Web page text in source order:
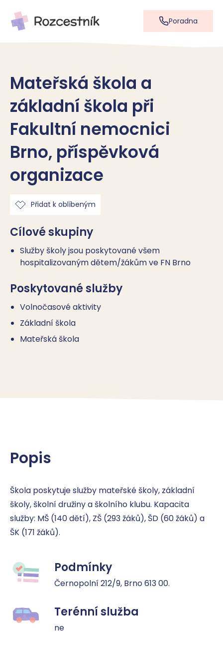
Poradna
Mateřská škola a
základní škola při
Fakultní nemocnici
Brno, příspěvková
organizace
Přidat k oblíbeným
Cílové skupiny
Služby školy jsou poskytované všem
hospitalizovaným dětem/žákům ve FN Brno
Poskytované služby
Volnočasové aktivity
Základní škola
Mateřská škola
Popis
Škola poskytuje služby mateřské školy, základní
školy, školní družiny a školního klubu. Kapacita
služby: MŠ (140 dětí), ZŠ (293 žáků), ŠD (60 žáků) a
ŠK (171 žáků).
Podmínky
Černopolní 212/9, Brno 613 00.
Terénní služba
ne